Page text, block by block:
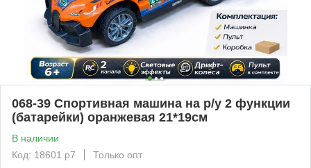
068-39 Спортивная машина на р/у 2 функции
(батарейки) оранжевая 21*19см
В наличии
Код: 18601 р7
Только опт